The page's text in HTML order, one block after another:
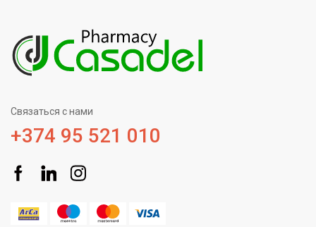
Связаться с нами
+374 95 521 010